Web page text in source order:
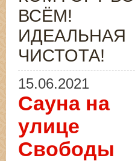
ВСЁМ!
ИДЕАЛЬНАЯ
ЧИСТОТА!
15.06.2021
Сауна на
улице
Свободы